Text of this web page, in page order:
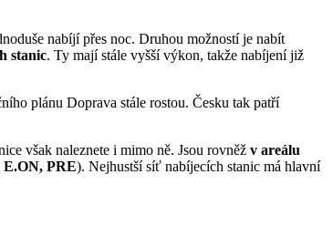
nabíjí přes noc. Druhou možností je nabít
stanic. Ty mají stále vyšší výkon, takže nabíjení již
plánu Doprava stále rostou. Česku tak patří
však naleznete i mimo ně. Jsou rovněž v areálu
PRE). Nejhustší síť nabíjecích stanic má hlavní